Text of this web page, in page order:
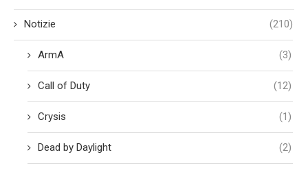
Notizie (210)
ArmA (3)
Call of Duty (12)
Crysis (1)
Dead by Daylight (2)